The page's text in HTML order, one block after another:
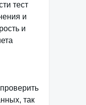
тест
и
и
так